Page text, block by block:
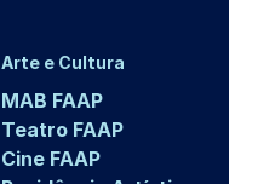
Arte e Cultura
MAB FAAP
Teatro FAAP
Cine FAAP